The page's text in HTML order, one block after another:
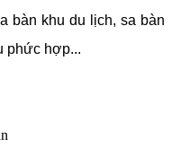
bàn khu du lịch, sa bàn
phức hợp...